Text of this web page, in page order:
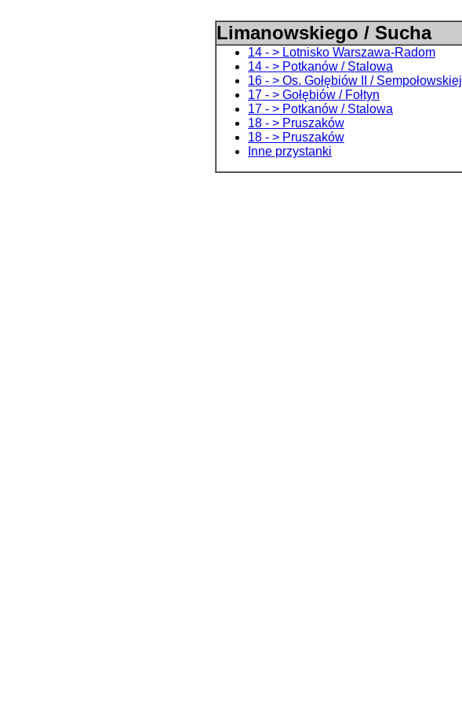
Limanowskiego / Sucha
14 - > Lotnisko Warszawa-Radom
14 - > Potkanów / Stalowa
16 - > Os. Gołębiów II / Sempołowskiej
17 - > Gołębiów / Fołtyn
17 - > Potkanów / Stalowa
18 - > Pruszaków
18 - > Pruszaków
Inne przystanki